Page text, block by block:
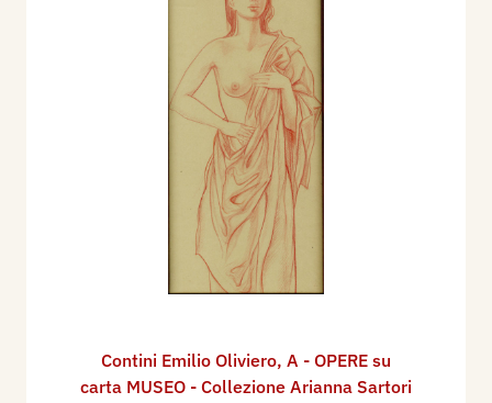
Contini Emilio Oliviero, A - OPERE su
carta MUSEO - Collezione Arianna Sartori